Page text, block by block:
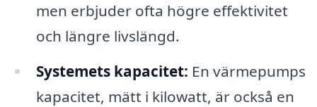
men erbjuder ofta högre effektivitet
och längre livslängd.
Systemets kapacitet: En värmepumps
kapacitet, mätt i kilowatt, är också en